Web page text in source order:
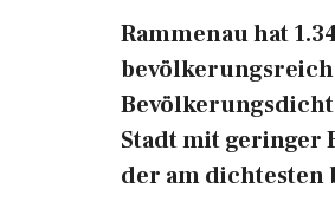
Rammenau hat
Stadt mit geringer
der am dichtesten